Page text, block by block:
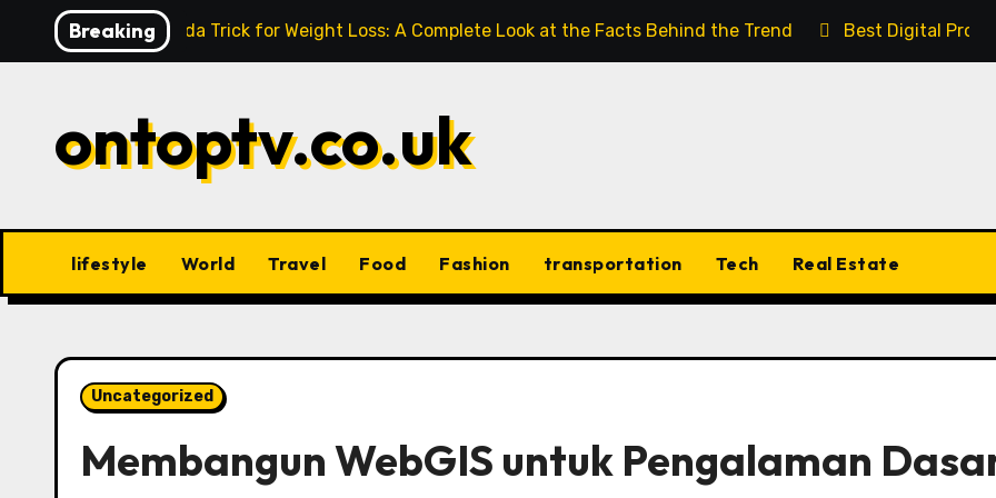
Breaking
Baking Soda Trick for Weight Loss: A Complete Look at the Facts Behind the Trend Best Digital
ontoptv.co.uk
lifestyle World Travel Food Fashion transportation Tech Real Estate
Uncategorized
Membangun WebGIS untuk Pengalaman